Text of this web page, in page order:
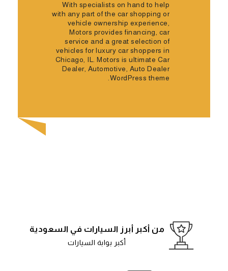
With specialists on hand to help
with any part of the car shopping or
vehicle ownership experience,
Motors provides financing, car
service and a great selection of
vehicles for luxury car shoppers in
Chicago, IL. Motors is ultimate Car
Dealer, Automotive, Auto Dealer
WordPress theme.
من أكبر أبرز السيارات في السعودية
أكبر بوابة السيارات